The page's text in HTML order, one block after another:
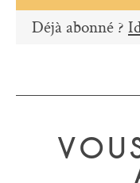
Déjà abonné ?